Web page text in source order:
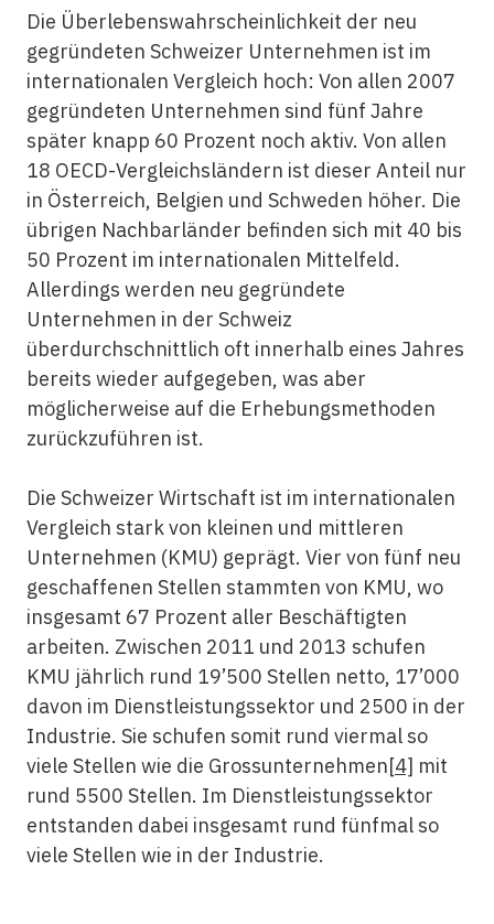
Die Überlebenswahrscheinlichkeit der neu
gegründeten Schweizer Unternehmen ist im
internationalen Vergleich hoch: Von allen 2007
gegründeten Unternehmen sind fünf Jahre
später knapp 60 Prozent noch aktiv. Von allen
18 OECD-Vergleichsländern ist dieser Anteil nur
in Österreich, Belgien und Schweden höher. Die
übrigen Nachbarländer befinden sich mit 40 bis
50 Prozent im internationalen Mittelfeld.
Allerdings werden neu gegründete
Unternehmen in der Schweiz
überdurchschnittlich oft innerhalb eines Jahres
bereits wieder aufgegeben, was aber
möglicherweise auf die Erhebungsmethoden
zurückzuführen ist.
Die Schweizer Wirtschaft ist im internationalen
Vergleich stark von kleinen und mittleren
Unternehmen (KMU) geprägt. Vier von fünf neu
geschaffenen Stellen stammten von KMU, wo
insgesamt 67 Prozent aller Beschäftigten
arbeiten. Zwischen 2011 und 2013 schufen
KMU jährlich rund 19’500 Stellen netto, 17’000
davon im Dienstleistungssektor und 2500 in der
Industrie. Sie schufen somit rund viermal so
viele Stellen wie die Grossunternehmen[4] mit
rund 5500 Stellen. Im Dienstleistungssektor
entstanden dabei insgesamt rund fünfmal so
viele Stellen wie in der Industrie.